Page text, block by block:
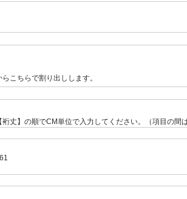
こちらで割り出しします。
丈】の順でCM単位で入力してください。（項目の